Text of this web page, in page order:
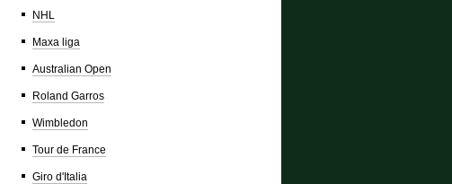
NHL
Maxa liga
Australian Open
Roland Garros
Wimbledon
Tour de France
Giro d'Italia